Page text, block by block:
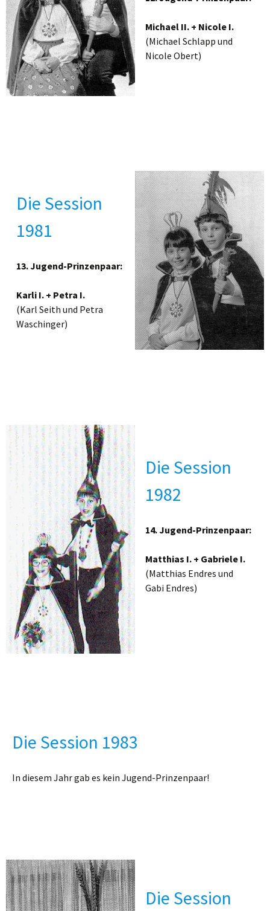
Michael II. + Nicole I.
(Michael Schlapp und
Nicole Obert)
Die Session
1981
13. Jugend-Prinzenpaar:
Karli I. + Petra I.
(Karl Seith und Petra
Waschinger)
Die Session
1982
14. Jugend-Prinzenpaar:
Matthias I. + Gabriele I.
(Matthias Endres und
Gabi Endres)
Die Session 1983
In diesem Jahr gab es kein Jugend-Prinzenpaar!
Die Session